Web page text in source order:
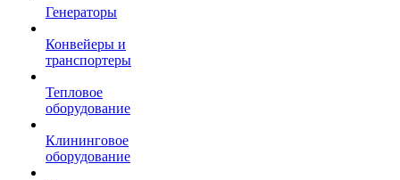
Генераторы
Конвейеры и
транспортеры
Тепловое
оборудование
Клининговое
оборудование